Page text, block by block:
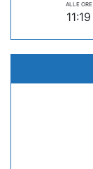
ALLE ORE
11:19